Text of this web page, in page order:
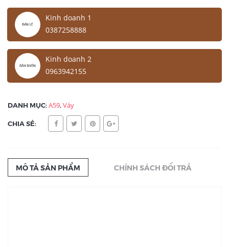
Kinh doanh 1
0387258888
Kinh doanh 2
0963942155
DANH MỤC:A59,Váy
CHIA SẺ:
MÔ TẢ SẢN PHẨM CHÍNH SÁCH ĐỔI TRẢ